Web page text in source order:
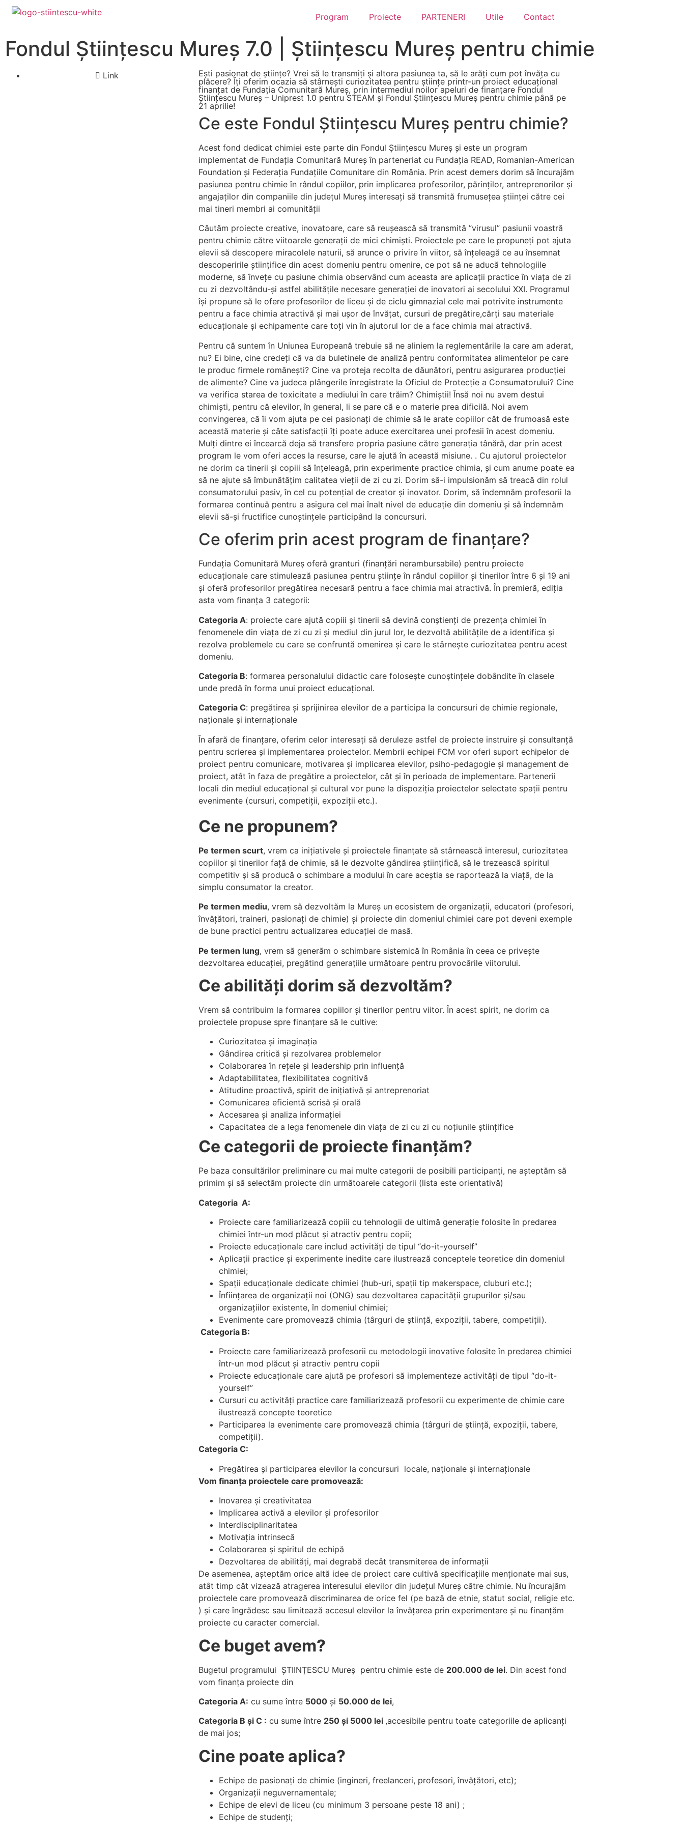
Program Proiecte PARTENERI Utile Contact
Fondul Științescu Mureș 7.0 | Științescu Mureș pentru chimie
Link
Ești pasionat de științe? Vrei să le transmiți și altora pasiunea ta, să le arăţi cum pot învăța cu
plăcere? Îți oferim ocazia să stârnești curiozitatea pentru științe printr-un proiect educațional
finanțat de Fundația Comunitară Mureș, prin intermediul noilor apeluri de finanțare Fondul
Științescu Mureș – Uniprest 1.0 pentru STEAM și Fondul Științescu Mureș pentru chimie până pe
21 aprilie!
Ce este Fondul Științescu Mureș pentru chimie?
Acest fond dedicat chimiei este parte din Fondul Științescu Mureș și este un program
implementat de Fundația Comunitară Mureș în parteneriat cu Fundația READ, Romanian-American
Foundation și Federaţia Fundaţiile Comunitare din România. Prin acest demers dorim să încurajăm
pasiunea pentru chimie în rândul copiilor, prin implicarea profesorilor, părinților, antreprenorilor și
angajaților din companiile din județul Mureș interesați să transmită frumusețea științei către cei
mai tineri membri ai comunității
Căutăm proiecte creative, inovatoare, care să reușească să transmită ”virusul” pasiunii voastră
pentru chimie către viitoarele generații de mici chimiști. Proiectele pe care le propuneți pot ajuta
elevii să descopere miracolele naturii, să arunce o privire în viitor, să înțeleagă ce au însemnat
descoperirile științifice din acest domeniu pentru omenire, ce pot să ne aducă tehnologiile
moderne, să învețe cu pasiune chimia observând cum aceasta are aplicații practice în viața de zi
cu zi dezvoltându-şi astfel abilităţile necesare generaţiei de inovatori ai secolului XXI. Programul
îşi propune să le ofere profesorilor de liceu şi de ciclu gimnazial cele mai potrivite instrumente
pentru a face chimia atractivă şi mai uşor de învăţat, cursuri de pregătire,cărți sau materiale
educaționale și echipamente care toți vin în ajutorul lor de a face chimia mai atractivă.
Pentru că suntem în Uniunea Europeană trebuie să ne aliniem la reglementările la care am aderat,
nu? Ei bine, cine credeţi că va da buletinele de analiză pentru conformitatea alimentelor pe care
le produc firmele româneşti? Cine va proteja recolta de dăunători, pentru asigurarea producției
de alimente? Cine va judeca plângerile înregistrate la Oficiul de Protecţie a Consumatorului? Cine
va verifica starea de toxicitate a mediului în care trăim? Chimiştii! Însă noi nu avem destui
chimişti, pentru că elevilor, în general, li se pare că e o materie prea dificilă. Noi avem
convingerea, că îi vom ajuta pe cei pasionați de chimie să le arate copiilor cât de frumoasă este
această materie și câte satisfacţii îţi poate aduce exercitarea unei profesii în acest domeniu.
Mulţi dintre ei încearcă deja să transfere propria pasiune către generația tânără, dar prin acest
program le vom oferi acces la resurse, care le ajută în această misiune. . Cu ajutorul proiectelor
ne dorim ca tinerii și copiii să înțeleagă, prin experimente practice chimia, și cum anume poate ea
să ne ajute să îmbunătățim calitatea vieții de zi cu zi. Dorim să-i impulsionăm să treacă din rolul
consumatorului pasiv, în cel cu potențial de creator și inovator. Dorim, să îndemnăm profesorii la
formarea continuă pentru a asigura cel mai înalt nivel de educație din domeniu și să îndemnăm
elevii să-și fructifice cunoștințele participând la concursuri.
Ce oferim prin acest program de finanțare?
Fundația Comunitară Mureș oferă granturi (finanțări nerambursabile) pentru proiecte
educaționale care stimulează pasiunea pentru științe în rândul copiilor şi tinerilor între 6 şi 19 ani
și oferă profesorilor pregătirea necesară pentru a face chimia mai atractivă. În premieră, ediția
asta vom finanța 3 categorii:
Categoria A: proiecte care ajută copiii și tinerii să devină conștienți de prezența chimiei în
fenomenele din viața de zi cu zi și mediul din jurul lor, le dezvoltă abilitățile de a identifica și
rezolva problemele cu care se confruntă omenirea și care le stârnește curiozitatea pentru acest
domeniu.
Categoria B: formarea personalului didactic care folosește cunoștințele dobândite în clasele
unde predă în forma unui proiect educațional.
Categoria C: pregătirea și sprijinirea elevilor de a participa la concursuri de chimie regionale,
naționale și internaționale
În afară de finanțare, oferim celor interesați să deruleze astfel de proiecte instruire și consultanță
pentru scrierea și implementarea proiectelor. Membrii echipei FCM vor oferi suport echipelor de
proiect pentru comunicare, motivarea şi implicarea elevilor, psiho-pedagogie şi management de
proiect, atât în faza de pregătire a proiectelor, cât și în perioada de implementare. Partenerii
locali din mediul educaţional și cultural vor pune la dispoziția proiectelor selectate spații pentru
evenimente (cursuri, competiţii, expoziţii etc.).
Ce ne propunem?
Pe termen scurt, vrem ca inițiativele și proiectele finanțate să stârnească interesul, curiozitatea
copiilor și tinerilor față de chimie, să le dezvolte gândirea științifică, să le trezească spiritul
competitiv și să producă o schimbare a modului în care aceștia se raportează la viață, de la
simplu consumator la creator.
Pe termen mediu, vrem să dezvoltăm la Mureș un ecosistem de organizații, educatori (profesori,
învățători, traineri, pasionați de chimie) și proiecte din domeniul chimiei care pot deveni exemple
de bune practici pentru actualizarea educației de masă.
Pe termen lung, vrem să generăm o schimbare sistemică în România în ceea ce privește
dezvoltarea educației, pregătind generațiile următoare pentru provocările viitorului.
Ce abilități dorim să dezvoltăm?
Vrem să contribuim la formarea copiilor şi tinerilor pentru viitor. În acest spirit, ne dorim ca
proiectele propuse spre finanțare să le cultive:
Curiozitatea și imaginația
Gândirea critică și rezolvarea problemelor
Colaborarea în rețele și leadership prin influență
Adaptabilitatea, flexibilitatea cognitivă
Atitudine proactivă, spirit de inițiativă și antreprenoriat
Comunicarea eficientă scrisă și orală
Accesarea și analiza informației
Capacitatea de a lega fenomenele din viața de zi cu zi cu noțiunile științifice
Ce categorii de proiecte finanțăm?
Pe baza consultărilor preliminare cu mai multe categorii de posibili participanți, ne așteptăm să
primim și să selectăm proiecte din următoarele categorii (lista este orientativă)
Categoria A:
Proiecte care familiarizează copiii cu tehnologii de ultimă generație folosite în predarea
chimiei într-un mod plăcut și atractiv pentru copii;
Proiecte educaționale care includ activități de tipul “do-it-yourself”
Aplicații practice și experimente inedite care ilustrează conceptele teoretice din domeniul
chimiei;
Spații educaționale dedicate chimiei (hub-uri, spații tip makerspace, cluburi etc.);
Înființarea de organizații noi (ONG) sau dezvoltarea capacității grupurilor și/sau
organizațiilor existente, în domeniul chimiei;
Evenimente care promovează chimia (târguri de știință, expoziții, tabere, competiții).
Categoria B:
Proiecte care familiarizează profesorii cu metodologii inovative folosite în predarea chimiei
într-un mod plăcut și atractiv pentru copii
Proiecte educaționale care ajută pe profesori să implementeze activități de tipul “do-it-
yourself”
Cursuri cu activități practice care familiarizează profesorii cu experimente de chimie care
ilustrează concepte teoretice
Participarea la evenimente care promovează chimia (târguri de știință, expoziții, tabere,
competiții).
Categoria C:
Pregătirea și participarea elevilor la concursuri locale, naționale și internaționale
Vom finanţa proiectele care promovează:
Inovarea și creativitatea
Implicarea activă a elevilor și profesorilor
Interdisciplinaritatea
Motivația intrinsecă
Colaborarea și spiritul de echipă
Dezvoltarea de abilități, mai degrabă decât transmiterea de informații
De asemenea, așteptăm orice altă idee de proiect care cultivă specificațiile menționate mai sus,
atât timp cât vizează atragerea interesului elevilor din județul Mureș către chimie. Nu încurajăm
proiectele care promovează discriminarea de orice fel (pe bază de etnie, statut social, religie etc.
) și care îngrădesc sau limitează accesul elevilor la învățarea prin experimentare și nu finanțăm
proiecte cu caracter comercial.
Ce buget avem?
Bugetul programului ȘTIINȚESCU Mureș pentru chimie este de 200.000 de lei. Din acest fond
vom finanța proiecte din
Categoria A: cu sume între 5000și 50.000 de lei,
Categoria B și C : cu sume între 250 și 5000 lei ,accesibile pentru toate categoriile de aplicanți
de mai jos;
Cine poate aplica?
Echipe de pasionați de chimie (ingineri, freelanceri, profesori, învățători, etc);
Organizații neguvernamentale;
Echipe de elevi de liceu (cu minimum 3 persoane peste 18 ani) ;
Echipe de studenți;